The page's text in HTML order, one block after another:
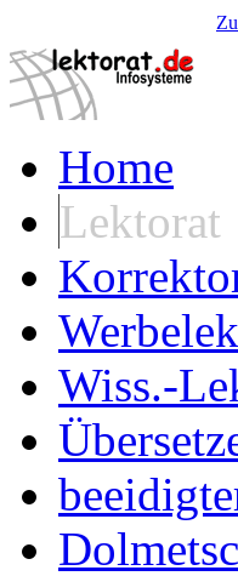
Home
Lektorat
Wiss.-